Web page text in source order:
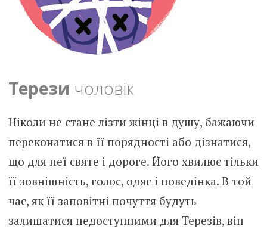
Терези чоловік
Ніколи не стане лізти жінці в душу, бажаючи
переконатися в її порядності або дізнатися,
що для неї святе і дороге. Його хвилює тільки
її зовнішність, голос, одяг і поведінка. В той
час, як її заповітні почуття будуть
залишатися недоступними для Терезів, він